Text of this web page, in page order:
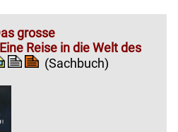
grosse
Reise in die Welt des
(Sachbuch)